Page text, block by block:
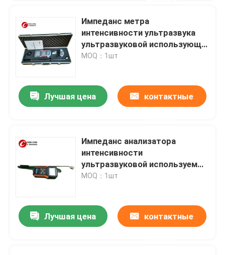
Импеданс метра
интенсивности ультразвука
ультразвуковой использующ в
испытании жидкости или
MOQ：1шт
Лучшая цена контактные
Импеданс анализатора
интенсивности
ультразвуковой используемый
в уборщике ультразвука
MOQ：1шт
Лучшая цена контактные